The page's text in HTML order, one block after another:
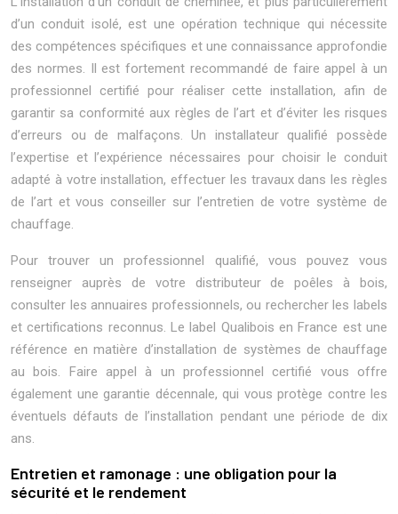
d’un conduit isolé, est une opération technique qui nécessite
des compétences spécifiques et une connaissance approfondie
des normes. Il est fortement recommandé de faire appel à un
professionnel certifié pour réaliser cette installation, afin de
garantir sa conformité aux règles de l’art et d’éviter les risques
d’erreurs ou de malfaçons. Un installateur qualifié possède
l’expertise et l’expérience nécessaires pour choisir le conduit
adapté à votre installation, effectuer les travaux dans les règles
de l’art et vous conseiller sur l’entretien de votre système de
chauffage.
Pour trouver un professionnel qualifié, vous pouvez vous
renseigner auprès de votre distributeur de poêles à bois,
consulter les annuaires professionnels, ou rechercher les labels
et certifications reconnus. Le label Qualibois en France est une
référence en matière d’installation de systèmes de chauffage
au bois. Faire appel à un professionnel certifié vous offre
également une garantie décennale, qui vous protège contre les
éventuels défauts de l’installation pendant une période de dix
ans.
Entretien et ramonage : une obligation pour la
sécurité et le rendement